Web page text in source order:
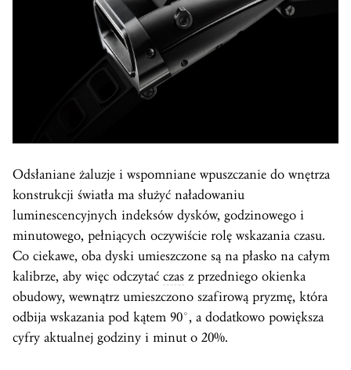
Odsłaniane żaluzje i wspomniane wpuszczanie do wnętrza
konstrukcji światła ma służyć naładowaniu
luminescencyjnych indeksów dysków, godzinowego i
minutowego, pełniących oczywiście rolę wskazania czasu.
Co ciekawe, oba dyski umieszczone są na płasko na całym
kalibrze, aby więc odczytać czas z przedniego okienka
obudowy, wewnątrz umieszczono szafirową pryzmę, która
odbija wskazania pod kątem 90°, a dodatkowo powiększa
cyfry aktualnej godziny i minut o 20%.